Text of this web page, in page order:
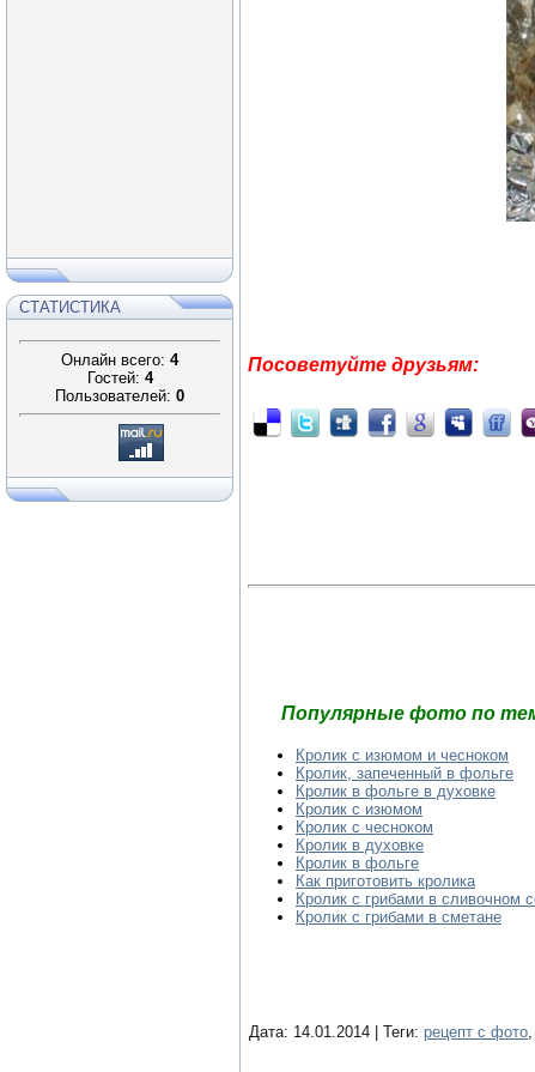
СТАТИСТИКА
Онлайн всего: 4
Гостей: 4
Пользователей: 0
Посоветуйте друзьям:
Популярные фото по
Кролик с изюмом и чесноком
Кролик, запеченный в фольге
Кролик в фольге в духовке
Кролик с изюмом
Кролик с чесноком
Кролик в духовке
Кролик в фольге
Как приготовить кролика
Кролик с грибами в сливочном
Кролик с грибами в сметане
Дата: 14.01.2014 | Теги: рецепт с фото,